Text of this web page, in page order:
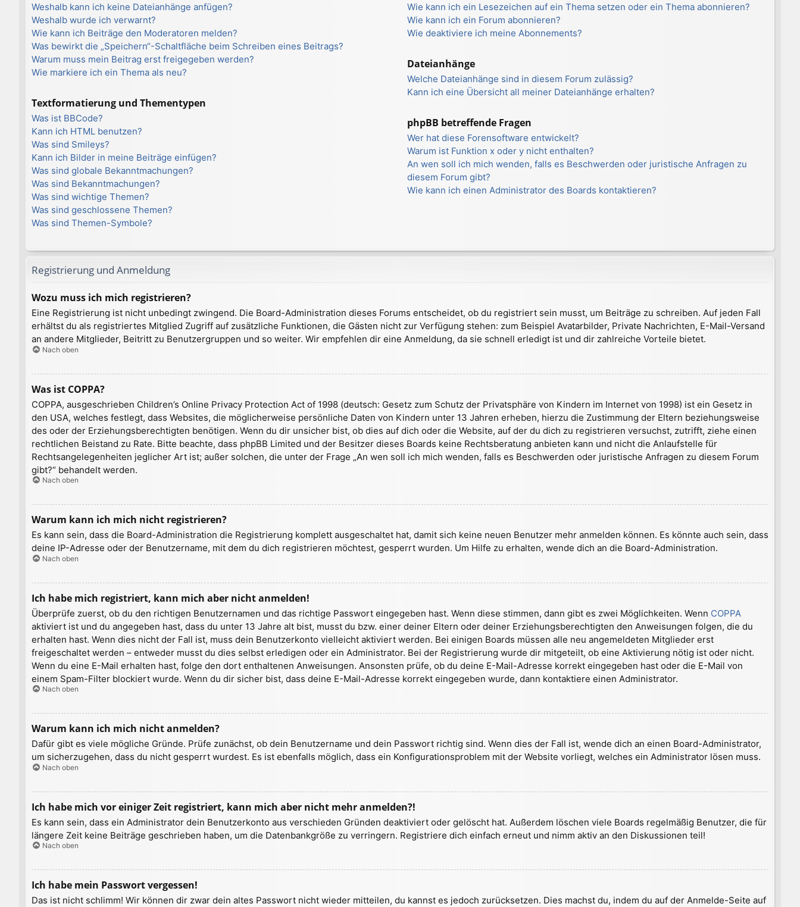
Weshalb kann ich keine Dateianhänge anfügen?
Weshalb wurde ich verwarnt?
Wie kann ich Beiträge den Moderatoren melden?
Was bewirkt die „Speichern“-Schaltfläche beim Schreiben eines Beitrags?
Warum muss mein Beitrag erst freigegeben werden?
Wie markiere ich ein Thema als neu?
Textformatierung und Thementypen
Was ist BBCode?
Kann ich HTML benutzen?
Was sind Smileys?
Kann ich Bilder in meine Beiträge einfügen?
Was sind globale Bekanntmachungen?
Was sind Bekanntmachungen?
Was sind wichtige Themen?
Was sind geschlossene Themen?
Was sind Themen-Symbole?
Wie kann ich ein Lesezeichen auf ein Thema setzen oder ein Thema abonnieren?
Wie kann ich ein Forum abonnieren?
Wie deaktiviere ich meine Abonnements?
Dateianhänge
Welche Dateianhänge sind in diesem Forum zulässig?
Kann ich eine Übersicht all meiner Dateianhänge erhalten?
phpBB betreffende Fragen
Wer hat diese Forensoftware entwickelt?
Warum ist Funktion x oder y nicht enthalten?
An wen soll ich mich wenden, falls es Beschwerden oder juristische Anfragen zu
diesem Forum gibt?
Wie kann ich einen Administrator des Boards kontaktieren?
Registrierung und Anmeldung
Wozu muss ich mich registrieren?
Eine Registrierung ist nicht unbedingt zwingend. Die Board-Administration dieses Forums entscheidet, ob du registriert sein musst, um Beiträge zu schreiben. Auf jeden Fall
erhältst du als registriertes Mitglied Zugriff auf zusätzliche Funktionen, die Gästen nicht zur Verfügung stehen: zum Beispiel Avatarbilder, Private Nachrichten, E-Mail-Versand
an andere Mitglieder, Beitritt zu Benutzergruppen und so weiter. Wir empfehlen dir eine Anmeldung, da sie schnell erledigt ist und dir zahlreiche Vorteile bietet.
Nach oben
Was ist COPPA?
COPPA, ausgeschrieben Children’s Online Privacy Protection Act of 1998 (deutsch: Gesetz zum Schutz der Privatsphäre von Kindern im Internet von 1998) ist ein Gesetz in
den USA, welches festlegt, dass Websites, die möglicherweise persönliche Daten von Kindern unter 13 Jahren erheben, hierzu die Zustimmung der Eltern beziehungsweise
des oder der Erziehungsberechtigten benötigen. Wenn du dir unsicher bist, ob dies auf dich oder die Website, auf der du dich zu registrieren versuchst, zutrifft, ziehe einen
rechtlichen Beistand zu Rate. Bitte beachte, dass phpBB Limited und der Besitzer dieses Boards keine Rechtsberatung anbieten kann und nicht die Anlaufstelle für
Rechtsangelegenheiten jeglicher Art ist; außer solchen, die unter der Frage „An wen soll ich mich wenden, falls es Beschwerden oder juristische Anfragen zu diesem Forum
gibt?“ behandelt werden.
Nach oben
Warum kann ich mich nicht registrieren?
Es kann sein, dass die Board-Administration die Registrierung komplett ausgeschaltet hat, damit sich keine neuen Benutzer mehr anmelden können. Es könnte auch sein, dass
deine IP-Adresse oder der Benutzername, mit dem du dich registrieren möchtest, gesperrt wurden. Um Hilfe zu erhalten, wende dich an die Board-Administration.
Nach oben
Ich habe mich registriert, kann mich aber nicht anmelden!
Überprüfe zuerst, ob du den richtigen Benutzernamen und das richtige Passwort eingegeben hast. Wenn diese stimmen, dann gibt es zwei Möglichkeiten. Wenn COPPA
aktiviert ist und du angegeben hast, dass du unter 13 Jahre alt bist, musst du bzw. einer deiner Eltern oder deiner Erziehungsberechtigten den Anweisungen folgen, die du
erhalten hast. Wenn dies nicht der Fall ist, muss dein Benutzerkonto vielleicht aktiviert werden. Bei einigen Boards müssen alle neu angemeldeten Mitglieder erst
freigeschaltet werden – entweder musst du dies selbst erledigen oder ein Administrator. Bei der Registrierung wurde dir mitgeteilt, ob eine Aktivierung nötig ist oder nicht.
Wenn du eine E-Mail erhalten hast, folge den dort enthaltenen Anweisungen. Ansonsten prüfe, ob du deine E-Mail-Adresse korrekt eingegeben hast oder die E-Mail von
einem Spam-Filter blockiert wurde. Wenn du dir sicher bist, dass deine E-Mail-Adresse korrekt eingegeben wurde, dann kontaktiere einen Administrator.
Nach oben
Warum kann ich mich nicht anmelden?
Dafür gibt es viele mögliche Gründe. Prüfe zunächst, ob dein Benutzername und dein Passwort richtig sind. Wenn dies der Fall ist, wende dich an einen Board-Administrator,
um sicherzugehen, dass du nicht gesperrt wurdest. Es ist ebenfalls möglich, dass ein Konfigurationsproblem mit der Website vorliegt, welches ein Administrator lösen muss.
Nach oben
Ich habe mich vor einiger Zeit registriert, kann mich aber nicht mehr anmelden?!
Es kann sein, dass ein Administrator dein Benutzerkonto aus verschieden Gründen deaktiviert oder gelöscht hat. Außerdem löschen viele Boards regelmäßig Benutzer, die für
längere Zeit keine Beiträge geschrieben haben, um die Datenbankgröße zu verringern. Registriere dich einfach erneut und nimm aktiv an den Diskussionen teil!
Nach oben
Ich habe mein Passwort vergessen!
Das ist nicht schlimm! Wir können dir zwar dein altes Passwort nicht wieder mitteilen, du kannst es jedoch zurücksetzen. Dies machst du, indem du auf der Anmelde-Seite auf